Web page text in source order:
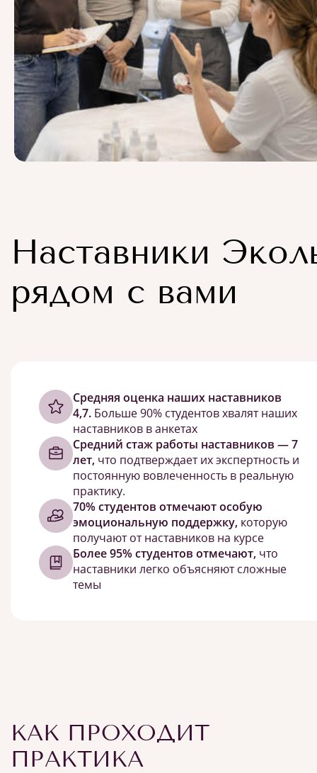
Наставники
рядом с вами
Cредняя оценка наших наставников
4,7. Больше 90% студентов хвалят наших
наставников в анкетах
Средний стаж работы наставников — 7
лет, что подтверждает их экспертность и
постоянную вовлеченность в реальную
практику.
70% студентов отмечают особую
эмоциональную поддержку, которую
получают от наставников на курсе
Более 95% студентов отмечают, что
наставники легко объясняют сложные
темы
КАК ПРОХОДИТ
ПРАКТИКА